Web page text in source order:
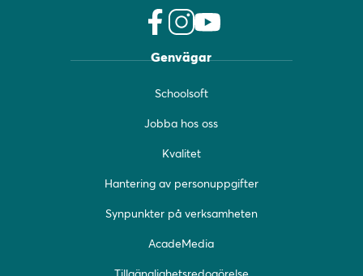
a
e
o
(
p
n
n
t
g
a
m
ö
p
o
t
b
ö
p
a
Genvägar
Schoolsoft
Jobba hos oss
Kvalitet
Hantering av personuppgifter
Synpunkter på verksamheten
AcadeMedia
Tillgänglighetsredogörelse